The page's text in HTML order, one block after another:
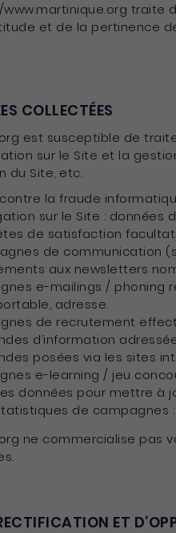
traite
et de la pertinence
COLLECTÉES
est susceptible de
sur le Site et la
du Site, etc.
la fraude
sur le Site : données
de satisfaction
de communication
aux newsletters
e-mailings / phoning
adresse.
de recrutement
d’information
posées via les sites
e-learning / jeu
données pour mettre
de campagnes
ne commercialise pas
ET